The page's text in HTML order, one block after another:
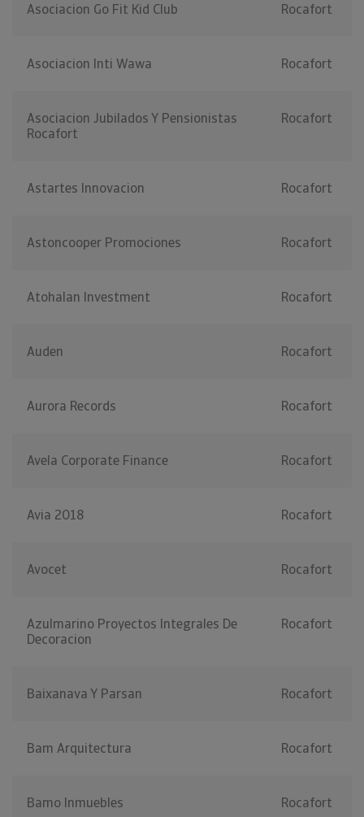
Asociacion Go Fit Kid Club Rocafort
Asociacion Inti Wawa Rocafort
Asociacion Jubilados Y Pensionistas
Rocafort
Rocafort
Astartes Innovacion Rocafort
Astoncooper Promociones Rocafort
Atohalan Investment Rocafort
Auden Rocafort
Aurora Records Rocafort
Avela Corporate Finance Rocafort
Avia 2018 Rocafort
Avocet Rocafort
Azulmarino Proyectos Integrales De
Decoracion
Rocafort
Baixanava Y Parsan Rocafort
Bam Arquitectura Rocafort
Bamo Inmuebles Rocafort